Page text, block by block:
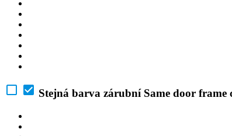
Stejná barva zárubní Same door frame